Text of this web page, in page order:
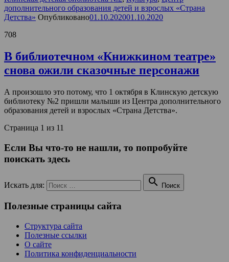
дополнительного образования детей и взрослых «Страна
Детства» Опубликовано01.10.202001.10.2020
708
В библиотечном «Книжкином театре»
снова ожили сказочные персонажи
А произошло это потому, что 1 октября в Клинскую детскую
библиотеку №2 пришли малыши из Центра дополнительного
образования детей и взрослых «Страна Детства».
Страница 1 из 11
Если Вы что-то не нашли, то попробуйте
поискать здесь
Искать для:  Поиск
Полезные страницы сайта
Структура сайта
Полезные ссылки
О сайте
Политика конфиденциальности